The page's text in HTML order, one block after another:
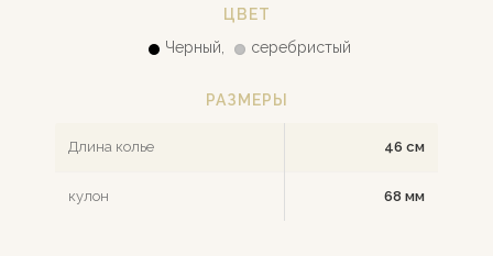
ЦВЕТ
Черный,
серебристый
РАЗМЕРЫ
Длина колье 46 см
кулон 68 мм